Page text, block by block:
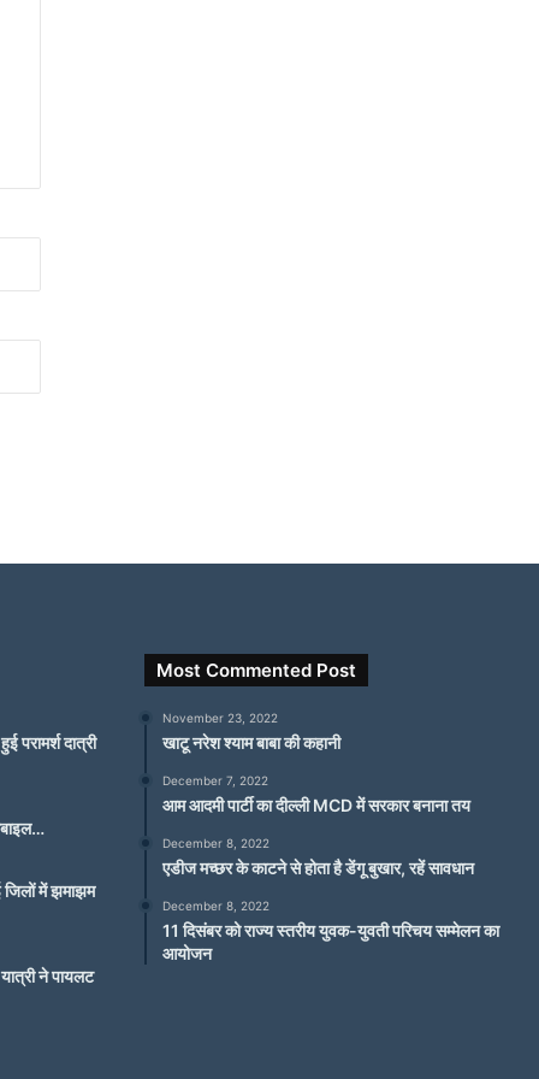
परामर्श दात्री
में झमाझम
ने पायलट
Most Commented Post
November 23, 2022
खाटू नरेश श्याम बाबा की कहानी
December 7, 2022
आम आदमी पार्टी का दील्ली MCD में सरकार बनाना तय
December 8, 2022
एडीज मच्छर के काटने से होता है डेंगू बुखार, रहें सावधान
December 8, 2022
11 दिसंबर को राज्य स्तरीय युवक-युवती परिचय सम्मेलन का
आयोजन